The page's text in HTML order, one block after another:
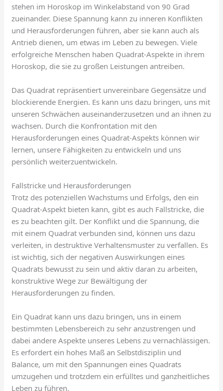
stehen im Horoskop im Winkelabstand von 90 Grad
zueinander. Diese Spannung kann zu inneren Konflikten
und Herausforderungen führen, aber sie kann auch als
Antrieb dienen, um etwas im Leben zu bewegen. Viele
erfolgreiche Menschen haben Quadrat-Aspekte in ihrem
Horoskop, die sie zu großen Leistungen antreiben.
Das Quadrat repräsentiert unvereinbare Gegensätze und
blockierende Energien. Es kann uns dazu bringen, uns mit
unseren Schwächen auseinanderzusetzen und an ihnen zu
wachsen. Durch die Konfrontation mit den
Herausforderungen eines Quadrat-Aspekts können wir
lernen, unsere Fähigkeiten zu entwickeln und uns
persönlich weiterzuentwickeln.
Fallstricke und Herausforderungen
Trotz des potenziellen Wachstums und Erfolgs, den ein
Quadrat-Aspekt bieten kann, gibt es auch Fallstricke, die
es zu beachten gilt. Der Konflikt und die Spannung, die
mit einem Quadrat verbunden sind, können uns dazu
verleiten, in destruktive Verhaltensmuster zu verfallen. Es
ist wichtig, sich der negativen Auswirkungen eines
Quadrats bewusst zu sein und aktiv daran zu arbeiten,
konstruktive Wege zur Bewältigung der
Herausforderungen zu finden.
Ein Quadrat kann uns dazu bringen, uns in einem
bestimmten Lebensbereich zu sehr anzustrengen und
dabei andere Aspekte unseres Lebens zu vernachlässigen.
Es erfordert ein hohes Maß an Selbstdisziplin und
Balance, um mit den Spannungen eines Quadrats
umzugehen und trotzdem ein erfülltes und ganzheitliches
Leben zu führen.